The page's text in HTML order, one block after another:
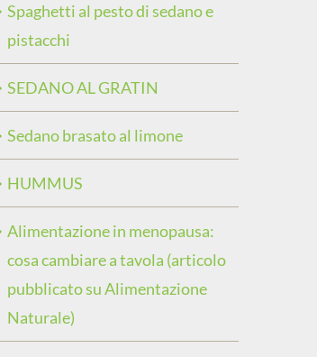
Spaghetti al pesto di sedano e
pistacchi
SEDANO AL GRATIN
Sedano brasato al limone
HUMMUS
Alimentazione in menopausa:
cosa cambiare a tavola (articolo
pubblicato su Alimentazione
Naturale)